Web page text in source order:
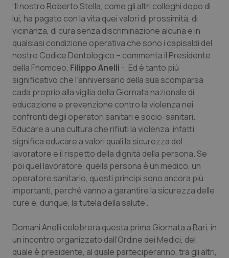
Provincia Autonoma di Trento
Puglia
Sardegna
Sicilia
Toscana
Umbria
Valle D’Aosta
Veneto
Ipertensione & Scompenso
Malattie rare
Malattia di Crohn & Rettocolite Ulcerosa
Neuroscienze & patologie neurodegenerative
Obesità
Oftalmologia
Oncodermatologia
Oncoematologia
Oncologia & Nutrizione
Psoriasi & pelle
“Il nostro Roberto Stella, come gli altri colleghi dopo di
lui, ha pagato con la vita quei valori di prossimità, di
vicinanza, di cura senza discriminazione alcuna e in
qualsiasi condizione operativa che sono i capisaldi del
nostro Codice Dentologico – commenta il Presidente
della Fnomceo, Filippo Anelli -. Ed è tanto più
significativo che l’anniversario della sua scomparsa
cada proprio alla vigilia della Giornata nazionale di
educazione e prevenzione contro la violenza nei
confronti degli operatori sanitari e socio-sanitari.
Educare a una cultura che rifiuti la violenza, infatti,
significa educare a valori quali la sicurezza del
lavoratore e il rispetto della dignità della persona. Se
poi quel lavoratore, quella persona è un medico, un
operatore sanitario, questi principi sono ancora più
importanti, perché vanno a garantire la sicurezza delle
cure e, dunque, la tutela della salute”.
Domani Anelli celebrerà questa prima Giornata a Bari, in
un incontro organizzato dall’Ordine dei Medici, del
quale è presidente, al quale parteciperanno, tra gli altri,